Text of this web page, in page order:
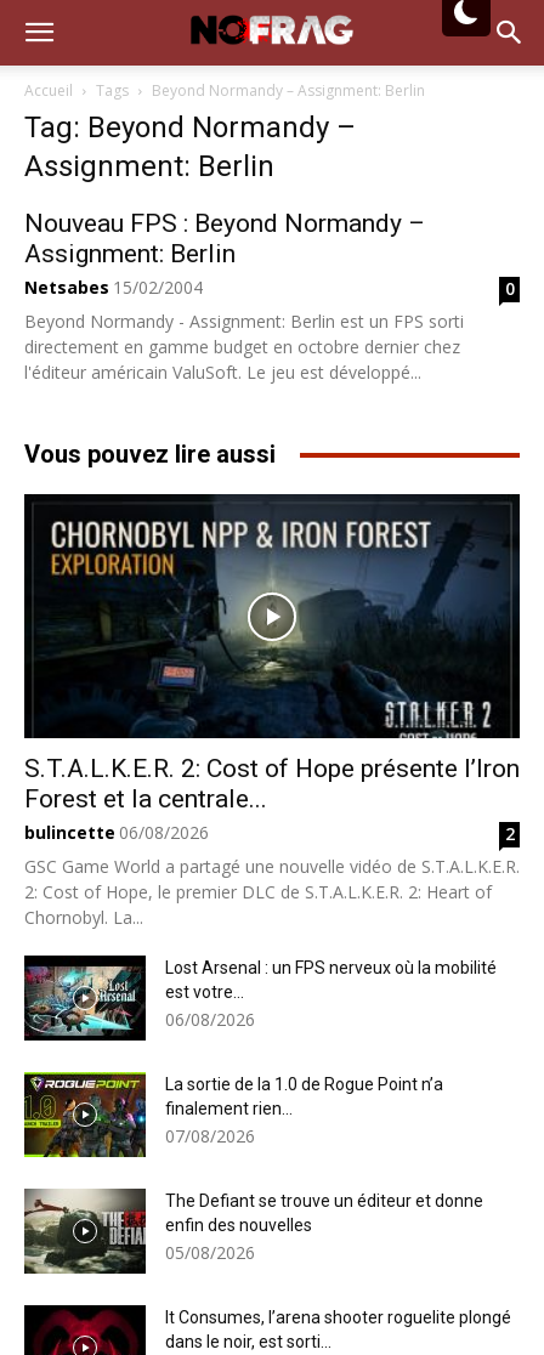
Accueil Tags Beyond Normandy – Assignment: Berlin
Tag: Beyond Normandy –
Assignment: Berlin
Nouveau FPS : Beyond Normandy –
Assignment: Berlin
Netsabes 15/02/2004
0
Beyond Normandy - Assignment: Berlin est un FPS sorti
directement en gamme budget en octobre dernier chez
l'éditeur américain ValuSoft. Le jeu est développé...
Vous pouvez lire aussi
S.T.A.L.K.E.R. 2: Cost of Hope présente l’Iron
Forest et la centrale...
bulincette 06/08/2026
2
GSC Game World a partagé une nouvelle vidéo de S.T.A.L.K.E.R.
2: Cost of Hope, le premier DLC de S.T.A.L.K.E.R. 2: Heart of
Chornobyl. La...
Lost Arsenal : un FPS nerveux où la mobilité
est votre...
06/08/2026
La sortie de la 1.0 de Rogue Point n’a
finalement rien...
07/08/2026
The Defiant se trouve un éditeur et donne
enfin des nouvelles
05/08/2026
It Consumes, l’arena shooter roguelite plongé
dans le noir, est sorti...